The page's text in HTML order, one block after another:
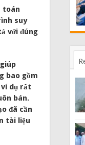
toán
suy
với đúng
bao gồm
dụ rất
bán.
đã cần
tài liệu